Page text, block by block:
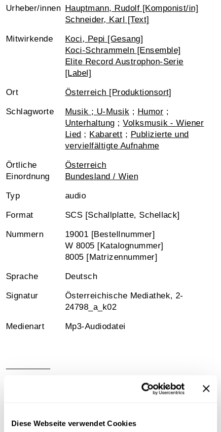
Diese Webseite verwendet Cookies
Urheber/innen Hauptmann, Rudolf [Komponist/in]
Schneider, Karl [Text]
Mitwirkende
Koci, Pepi [Gesang]
Koci-Schrammeln [Ensemble]
Elite Record Austrophon-Serie
[Label]
Ort Österreich [Produktionsort]
Schlagworte Musik ; U-Musik ; Humor ;
Unterhaltung ;Volksmusik - Wiener
Lied ; Kabarett ; Publizierte und
vervielfältigte Aufnahme
Örtliche
Einordnung
Österreich
Bundesland / Wien
Typ audio
Format SCS [Schallplatte, Schellack]
Nummern
19001 [Bestellnummer]
W 8005 [Katalognummer]
8005 [Matrizennummer]
Sprache Deutsch
Signatur
Österreichische Mediathek, 2-
24798_a_k02
Medienart Mp3-Audiodatei
Schellacksammlung Teuchtler